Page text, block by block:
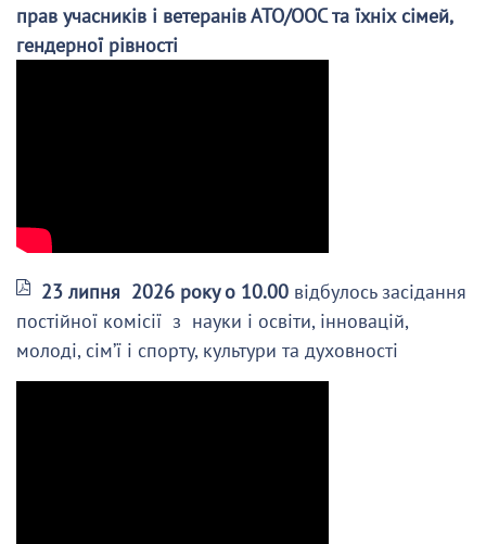
прав учасників і ветеранів АТО/ООС та їхніх сімей,
гендерної рівності
23 липня 2026 року о 10.00 відбулось засідання
постійної комісії з науки і освіти, інновацій,
молоді, сім’ї і спорту, культури та духовності